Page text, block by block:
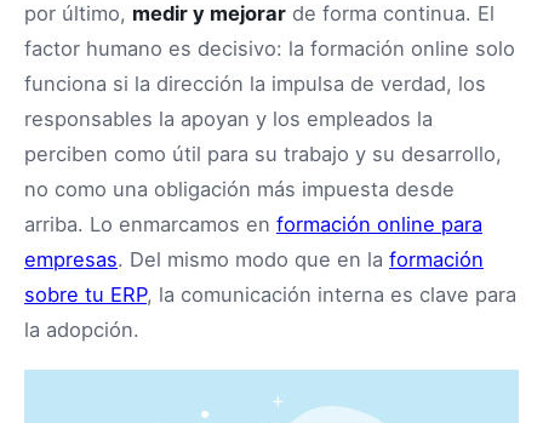
por último, medir y mejorar de forma continua. El
factor humano es decisivo: la formación online solo
funciona si la dirección la impulsa de verdad, los
responsables la apoyan y los empleados la
perciben como útil para su trabajo y su desarrollo,
no como una obligación más impuesta desde
arriba. Lo enmarcamos en formación online para
empresas. Del mismo modo que en la formación
sobre tu ERP, la comunicación interna es clave para
la adopción.